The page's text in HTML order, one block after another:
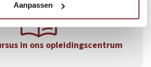
Aanpassen
in ons opleidingscentrum